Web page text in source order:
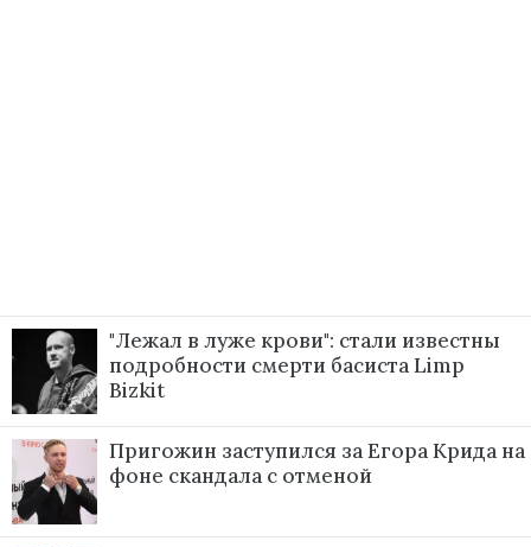
"Лежал в луже крови": стали известны
подробности смерти басиста Limp
Bizkit
Пригожин заступился за Егора Крида на
фоне скандала с отменой